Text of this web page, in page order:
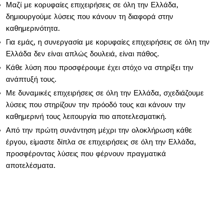
Μαζί με κορυφαίες επιχειρήσεις σε όλη την Ελλάδα,
δημιουργούμε λύσεις που κάνουν τη διαφορά στην
καθημερινότητα.
Για εμάς, η συνεργασία με κορυφαίες επιχειρήσεις σε όλη την
Ελλάδα δεν είναι απλώς δουλειά, είναι πάθος.
Κάθε λύση που προσφέρουμε έχει στόχο να στηρίξει την
ανάπτυξή τους.
Με δυναμικές επιχειρήσεις σε όλη την Ελλάδα, σχεδιάζουμε
λύσεις που στηρίζουν την πρόοδό τους και κάνουν την
καθημερινή τους λειτουργία πιο αποτελεσματική.
Από την πρώτη συνάντηση μέχρι την ολοκλήρωση κάθε
έργου, είμαστε δίπλα σε επιχειρήσεις σε όλη την Ελλάδα,
προσφέροντας λύσεις που φέρνουν πραγματικά
αποτελέσματα.